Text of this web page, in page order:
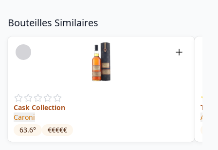
Bouteilles Similaires
Cask Collection
Caroni
63.6° €€€€€